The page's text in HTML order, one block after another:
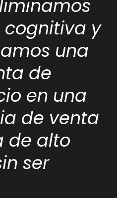
y
una
de
en una
de venta
de alto
ser